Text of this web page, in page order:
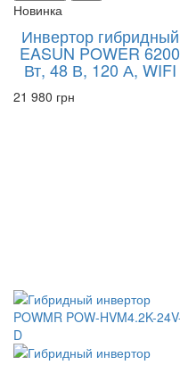
Новинка
Инвертор гибридный
EASUN POWER 6200
Вт, 48 В, 120 А, WIFI
21 980 грн